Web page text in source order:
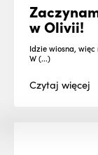
w Olivii!
Idzie wiosna,
W (...)
Czytajwięcej